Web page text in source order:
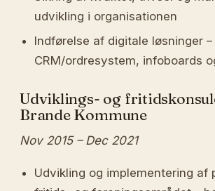
udvikling i organisationen
Indførelse af digitale løsninger –
CRM/ordresystem, infoboards
Udviklings- og
Brande Kommune
Nov 2015 – Dec 2021
Udvikling og implementering af